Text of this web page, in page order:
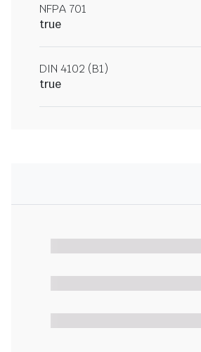
NFPA 701
true
DIN 4102 (B1)
true